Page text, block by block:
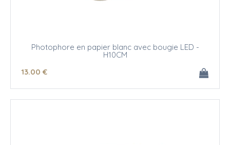
Photophore en papier blanc avec bougie LED -
H10CM
13.00 €